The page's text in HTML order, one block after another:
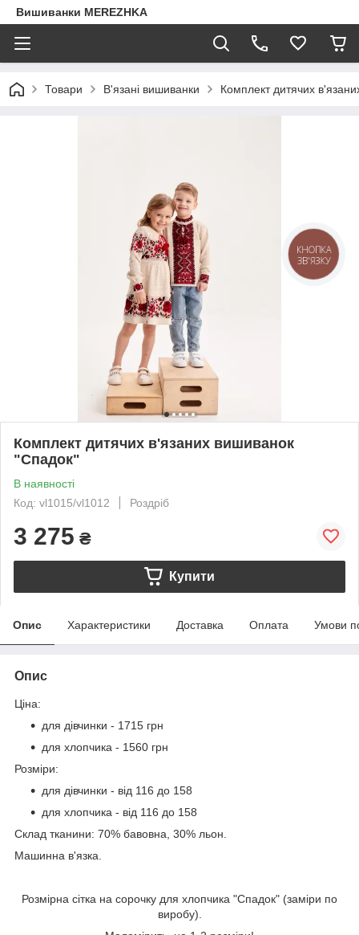
Вишиванки MEREZHKA
Товари В'язані вишиванки Комплект дитячих
Комплект дитячих в'язаних вишиванок
"Спадок"
В наявності
Код: vl1015/vl1012
Роздріб
3 275 ₴
Купити
Опис Характеристики Доставка Оплата Умови
Опис
Ціна:
для дівчинки - 1715 грн
для хлопчика - 1560 грн
Розміри:
для дівчинки - від 116 до 158
для хлопчика - від 116 до 158
Склад тканини: 70% бавовна, 30% льон.
Машинна в'язка.
Розмірна сітка на сорочку для хлопчика "Спадок" (заміри по
виробу).
КНОПКА
ЗВ'ЯЗКУ